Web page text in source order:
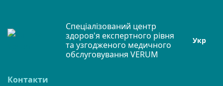
Спеціалізований центр
здоров'я експертного рівня
та узгодженого медичного
обслуговування VERUM
Укр
Контакти